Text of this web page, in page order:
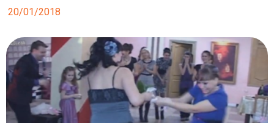
20/01/2018